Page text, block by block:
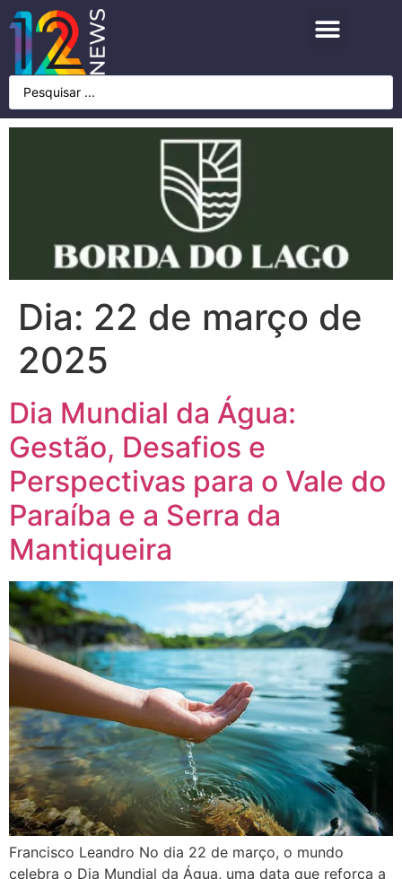
Dia: 22 de março de
2025
Dia Mundial da Água:
Gestão, Desafios e
Perspectivas para o Vale do
Paraíba e a Serra da
Mantiqueira
Francisco Leandro No dia 22 de março, o mundo
celebra o Dia Mundial da Água, uma data que reforça a